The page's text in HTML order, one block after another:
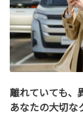
離れていても、
あなたの大切な